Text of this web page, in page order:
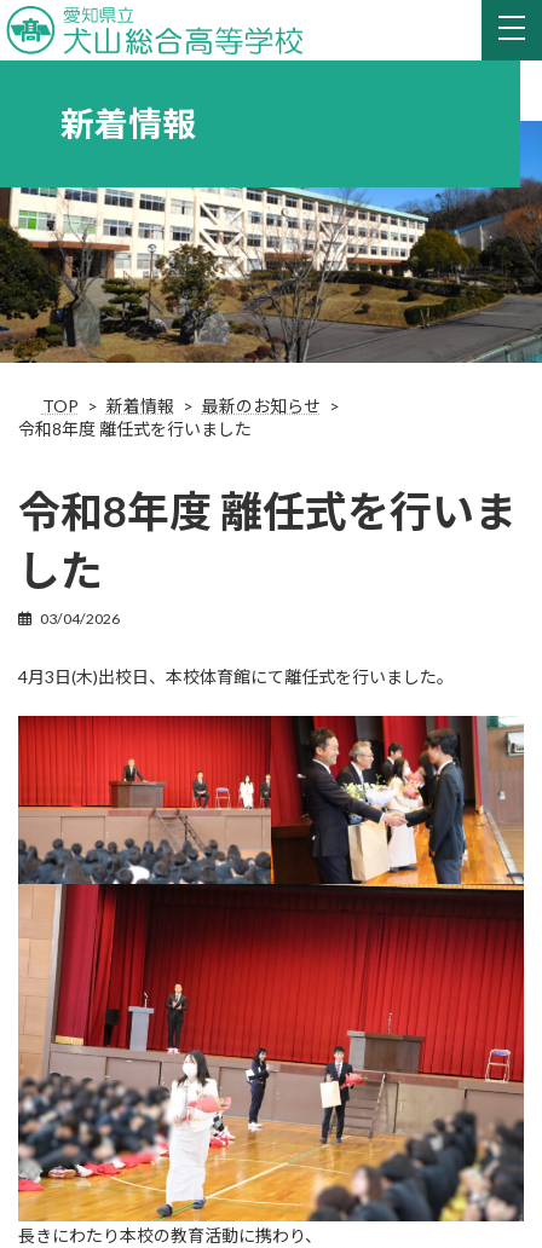
新着情報
TOP 新着情報
最新のお知らせ
令和8年度 離任式を行いました
令和8年度 離任式を行いま
した
03/04/2026
4月3日(木)出校日、本校体育館にて離任式を行いました。
長きにわたり本校の教育活動に携わり、